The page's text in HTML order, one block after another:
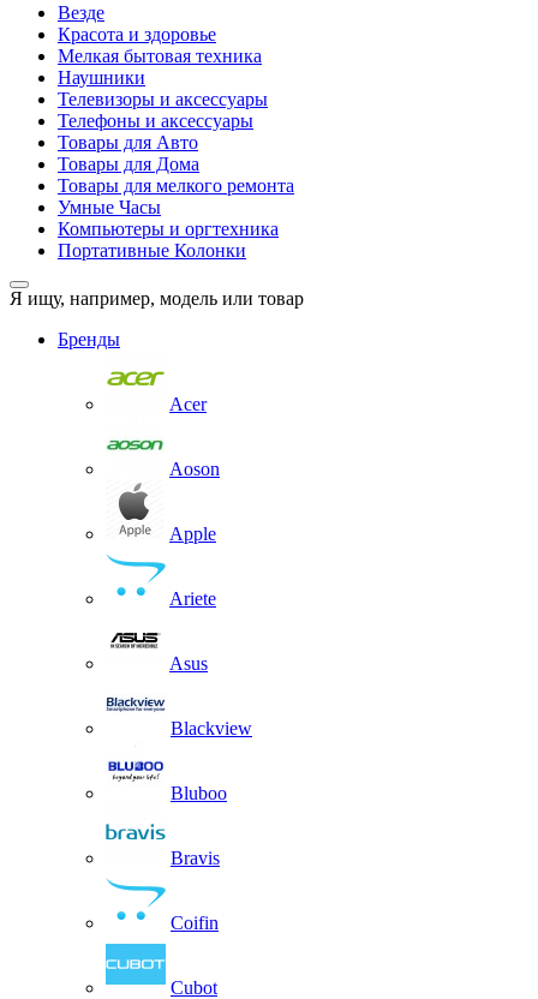
Везде
Красота и здоровье
Мелкая бытовая техника
Наушники
Телевизоры и аксессуары
Телефоны и аксессуары
Товары для Авто
Товары для Дома
Товары для мелкого ремонта
Умные Часы
Компьютеры и оргтехника
Портативные Колонки
Я ищу, например, модель или товар
Бренды
Acer
Aoson
Apple
Ariete
Asus
Blackview
Bluboo
Bravis
Coifin
Cubot